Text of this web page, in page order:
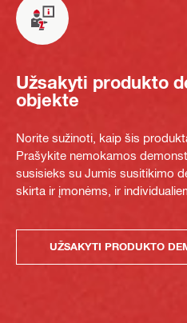
Užsakyti produkto
objekte
Norite sužinoti, kaip šis
Prašykite nemokamos
susisieks su Jumis susitikimo
skirta ir įmonėms, ir
UŽSAKYTI PRODUKTO